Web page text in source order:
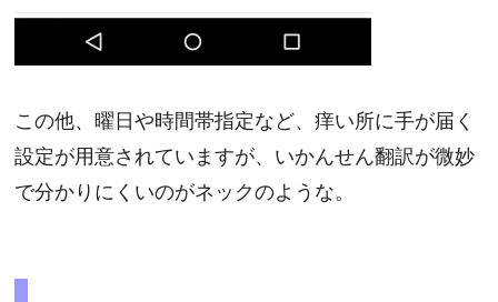
この他、曜日や時間帯指定など、痒い所に手が届く
設定が用意されていますが、いかんせん翻訳が微妙
で分かりにくいのがネックのような。